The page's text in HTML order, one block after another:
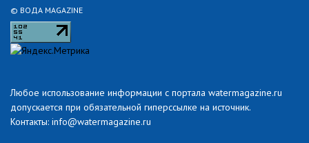
© ВОДА MAGAZINE
Любое использование информации с портала watermagazine.ru
допускается при обязательной гиперссылке на источник.
Контакты: info@watermagazine.ru